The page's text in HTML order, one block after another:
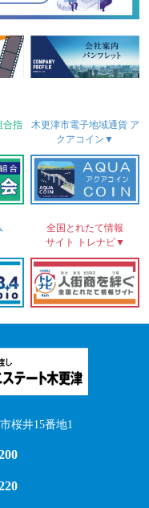
合指
木更津市電子地域通貨ア
クアコイン▼
全国とれたて情報
サイト
トレナビ▼
桜井15番地1